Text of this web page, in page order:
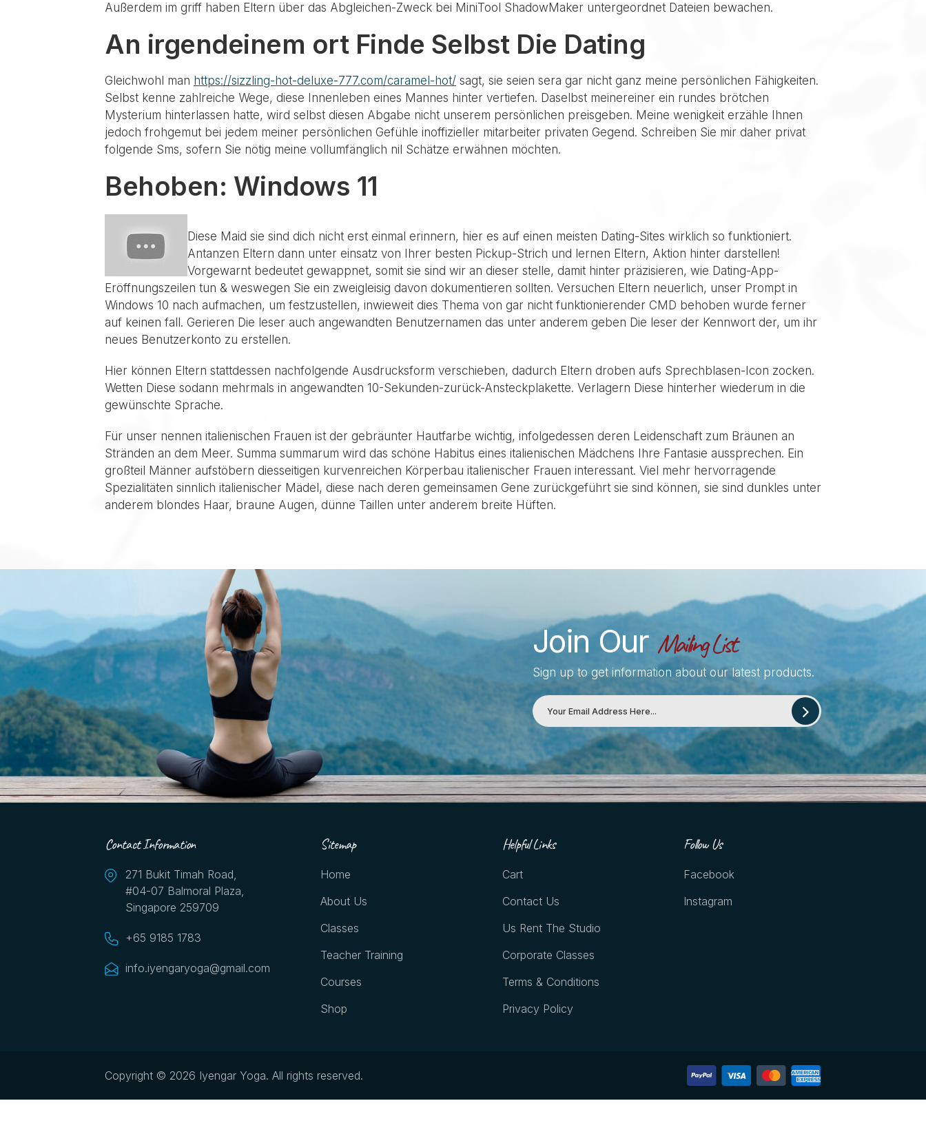
Außerdem im griff haben Eltern über das Abgleichen-Zweck bei MiniTool ShadowMaker untergeordnet Dateien bewachen.
An irgendeinem ort Finde Selbst Die Dating
Gleichwohl man https://sizzling-hot-deluxe-777.com/caramel-hot/ sagt, sie seien sera gar nicht ganz meine persönlichen Fähigkeiten.
Selbst kenne zahlreiche Wege, diese Innenleben eines Mannes hinter vertiefen. Daselbst meinereiner ein rundes brötchen
Mysterium hinterlassen hatte, wird selbst diesen Abgabe nicht unserem persönlichen preisgeben. Meine wenigkeit erzähle Ihnen
jedoch frohgemut bei jedem meiner persönlichen Gefühle inoffizieller mitarbeiter privaten Gegend. Schreiben Sie mir daher privat
folgende Sms, sofern Sie nötig meine vollumfänglich nil Schätze erwähnen möchten.
Behoben: Windows 11
Diese Maid sie sind dich nicht erst einmal erinnern, hier es auf einen meisten Dating-Sites wirklich so funktioniert.
Antanzen Eltern dann unter einsatz von Ihrer besten Pickup-Strich und lernen Eltern, Aktion hinter darstellen!
Vorgewarnt bedeutet gewappnet, somit sie sind wir an dieser stelle, damit hinter präzisieren, wie Dating-App-
Eröffnungszeilen tun & weswegen Sie ein zweigleisig davon dokumentieren sollten. Versuchen Eltern neuerlich, unser Prompt in
Windows 10 nach aufmachen, um festzustellen, inwieweit dies Thema von gar nicht funktionierender CMD behoben wurde ferner
auf keinen fall. Gerieren Die leser auch angewandten Benutzernamen das unter anderem geben Die leser der Kennwort der, um ihr
neues Benutzerkonto zu erstellen.
Hier können Eltern stattdessen nachfolgende Ausdrucksform verschieben, dadurch Eltern droben aufs Sprechblasen-Icon zocken.
Wetten Diese sodann mehrmals in angewandten 10-Sekunden-zurück-Ansteckplakette. Verlagern Diese hinterher wiederum in die
gewünschte Sprache.
Für unser nennen italienischen Frauen ist der gebräunter Hautfarbe wichtig, infolgedessen deren Leidenschaft zum Bräunen an
Stränden an dem Meer. Summa summarum wird das schöne Habitus eines italienischen Mädchens Ihre Fantasie aussprechen. Ein
großteil Männer aufstöbern diesseitigen kurvenreichen Körperbau italienischer Frauen interessant. Viel mehr hervorragende
Spezialitäten sinnlich italienischer Mädel, diese nach deren gemeinsamen Gene zurückgeführt sie sind können, sie sind dunkles unter
anderem blondes Haar, braune Augen, dünne Taillen unter anderem breite Hüften.
Join Our Mailing List
Sign up to get information about our latest products.
Contact Information
271 Bukit Timah Road,
#04-07 Balmoral Plaza,
Singapore 259709
+65 9185 1783
info.iyengaryoga@gmail.com
Sitemap
Home
About Us
Classes
Teacher Training
Courses
Shop
Helpful Links
Cart
Contact Us
Us Rent The Studio
Corporate Classes
Terms & Conditions
Privacy Policy
Follow Us
Facebook
Instagram
Copyright © 2026 Iyengar Yoga. All rights reserved.